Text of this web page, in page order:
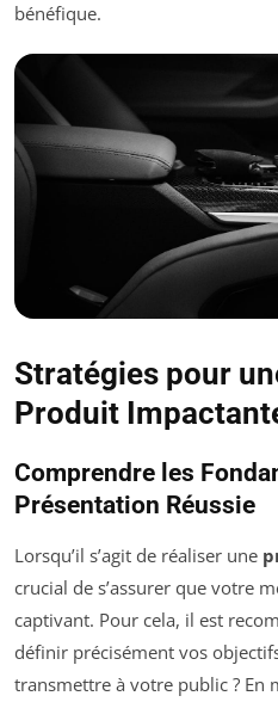
bénéfique.
Stratégies pour
Produit
Comprendre les
Présentation Réussie
Lorsqu’il s’agit de réaliser une
crucial de s’assurer que votre
captivant. Pour cela, il est
définir précisément vos
transmettre à votre public ? En